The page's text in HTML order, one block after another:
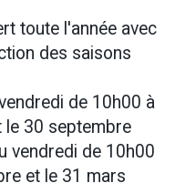
toute l'année avec
des saisons
de 10h00 à
le 30 septembre
vendredi de 10h00
et le 31 mars